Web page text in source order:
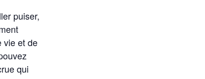
puiser,
vie et de
qui